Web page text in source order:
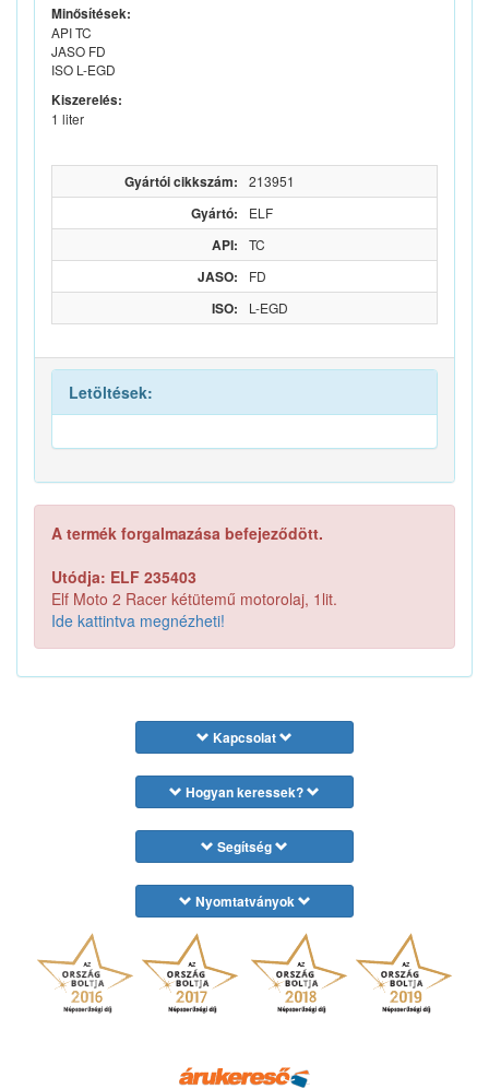
Minősítések:
API TC
JASO FD
ISO L-EGD
Kiszerelés:
1 liter
Gyártói cikkszám: 213951
Gyártó: ELF
API: TC
JASO: FD
ISO: L-EGD
Letöltések:
A termék forgalmazása befejeződött.
Utódja: ELF 235403
Elf Moto 2 Racer kétütemű motorolaj, 1lit.
Ide kattintva megnézheti!
Kapcsolat
Hogyan keressek?
Segítség
Nyomtatványok